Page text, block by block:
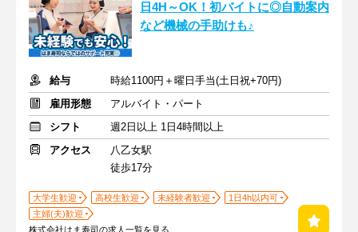
日4H～OK！初バイトに◎自動案内
など機械の手助けも♪
給与
時給1100円＋曜日手当(土日祝+70円)
雇用形態
アルバイト・パート
シフト
週2日以上 1日4時間以上
アクセス
八乙女駅
徒歩17分
大学生歓迎 高校生歓迎 未経験者歓迎
1日4h以内可
主婦(夫)歓迎
株式会社はま寿司の求人一覧を見る